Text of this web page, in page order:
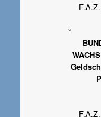
°